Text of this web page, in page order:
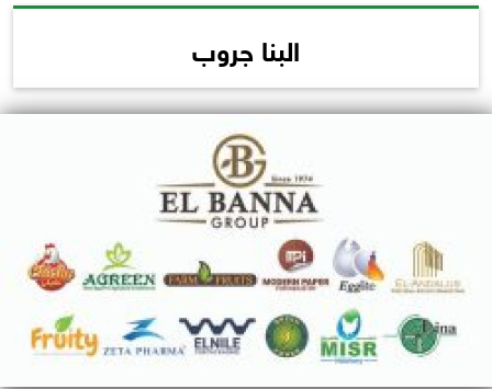
البنا جروب